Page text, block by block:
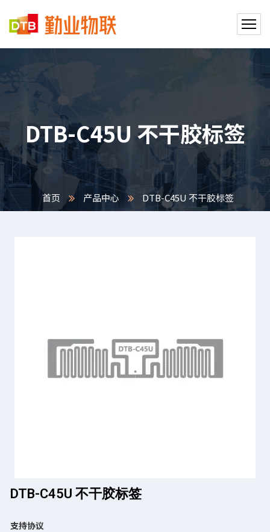
DTB-C45U 不干胶标签
首页 产品中心 DTB-C45U 不干胶标签
DTB-C45U 不干胶标签
支持协议